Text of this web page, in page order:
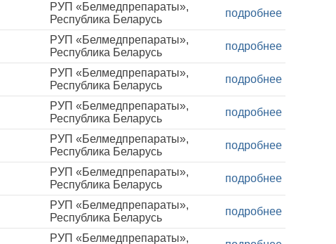
РУП «Белмедпрепараты»,
Республика Беларусь
подробнее
РУП «Белмедпрепараты»,
Республика Беларусь
подробнее
РУП «Белмедпрепараты»,
Республика Беларусь
подробнее
РУП «Белмедпрепараты»,
Республика Беларусь
подробнее
РУП «Белмедпрепараты»,
Республика Беларусь
подробнее
РУП «Белмедпрепараты»,
Республика Беларусь
подробнее
РУП «Белмедпрепараты»,
Республика Беларусь
подробнее
РУП «Белмедпрепараты»,